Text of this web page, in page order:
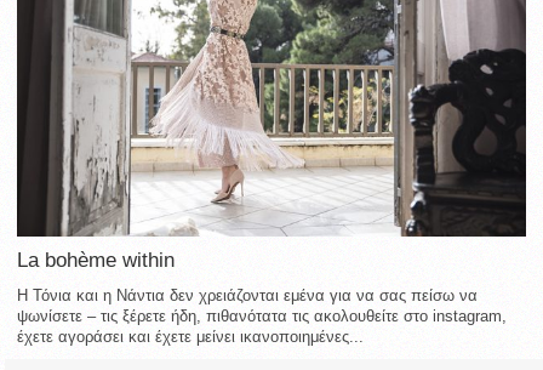
La bohème within
Η Τόνια και η Νάντια δεν χρειάζονται εμένα για να σας πείσω να
ψωνίσετε – τις ξέρετε ήδη, πιθανότατα τις ακολουθείτε στο instagram,
έχετε αγοράσει και έχετε μείνει ικανοποιημένες...